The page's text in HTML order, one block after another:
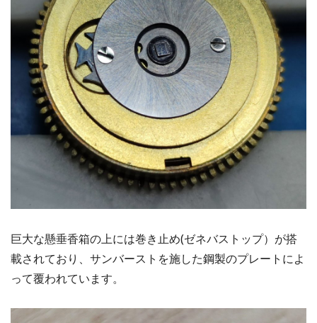
巨大な懸垂香箱の上には巻き止め(ゼネバストップ）が搭
載されており、サンバーストを施した鋼製のプレートによ
って覆われています。